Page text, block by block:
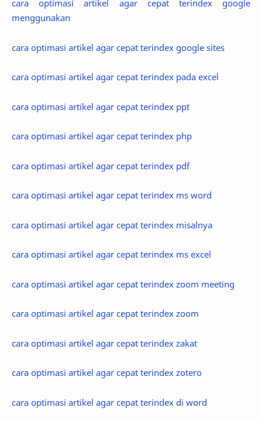
cara optimasi artikel agar cepat terindex google
menggunakan
cara optimasi artikel agar cepat terindex google sites
cara optimasi artikel agar cepat terindex pada excel
cara optimasi artikel agar cepat terindex ppt
cara optimasi artikel agar cepat terindex php
cara optimasi artikel agar cepat terindex pdf
cara optimasi artikel agar cepat terindex ms word
cara optimasi artikel agar cepat terindex misalnya
cara optimasi artikel agar cepat terindex ms excel
cara optimasi artikel agar cepat terindex zoom meeting
cara optimasi artikel agar cepat terindex zoom
cara optimasi artikel agar cepat terindex zakat
cara optimasi artikel agar cepat terindex zotero
cara optimasi artikel agar cepat terindex di word